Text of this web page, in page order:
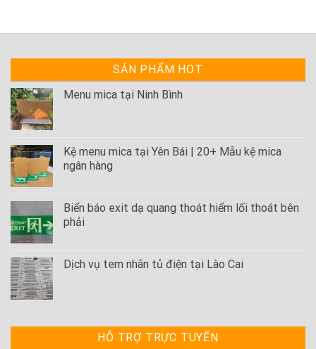
SẢN PHẨM HOT
Menu mica tại Ninh Bình
Kệ menu mica tại Yên Bái | 20+ Mẫu kệ mica
ngân hàng
Biển báo exit dạ quang thoát hiểm lối thoát bên
phải
Dịch vụ tem nhãn tủ điện tại Lào Cai
HỖ TRỢ TRỰC TUYẾN